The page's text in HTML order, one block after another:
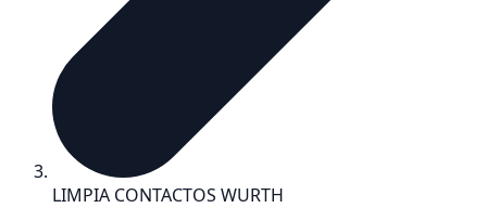
LIMPIA CONTACTOS WURTH